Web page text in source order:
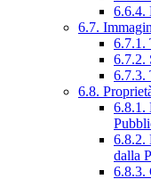
6.6.4.
6.7.
6.7.1.
6.7.2.
6.7.3.
6.8.
6.8.1.
6.8.2.
dalla
6.8.3.